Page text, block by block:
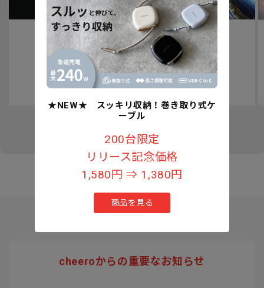
認知症予防への取り組みについて
★NEW★ スッキリ収納！巻き取り式ケ
ーブル
200台限定
リリース記念価格
1,580円 ⇒ 1,380円
商品を見る
cheeroからの重要なお知らせ